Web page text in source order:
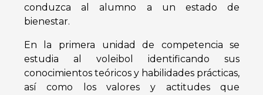
conduzca al alumno a un estado de
bienestar.
En la primera unidad de competencia se
estudia al voleibol identificando sus
conocimientos teóricos y habilidades prácticas,
así como los valores y actitudes que